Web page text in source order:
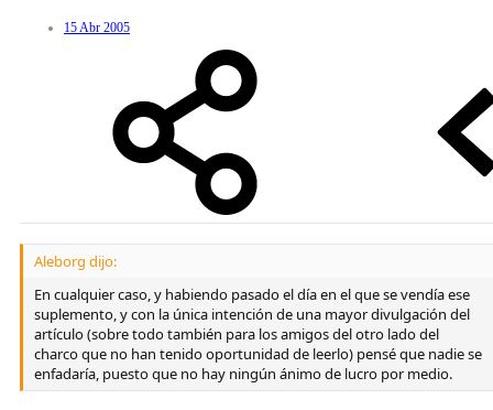
15 Abr 2005
Aleborg dijo:
En cualquier caso, y habiendo pasado el día en el que se vendía ese
suplemento, y con la única intención de una mayor divulgación del
artículo (sobre todo también para los amigos del otro lado del
charco que no han tenido oportunidad de leerlo) pensé que nadie se
enfadaría, puesto que no hay ningún ánimo de lucro por medio.